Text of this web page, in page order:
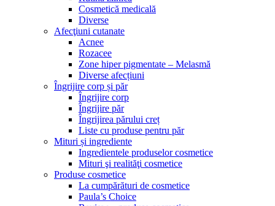
Cosmetică medicală
Diverse
Afecţiuni cutanate
Acnee
Rozacee
Zone hiper pigmentate – Melasmă
Diverse afecțiuni
Îngrijire corp și păr
Îngrijire corp
Îngrijire păr
Îngrijirea părului creț
Liste cu produse pentru păr
Mituri și ingrediente
Ingredientele produselor cosmetice
Mituri şi realităţi cosmetice
Produse cosmetice
La cumpărături de cosmetice
Paula’s Choice